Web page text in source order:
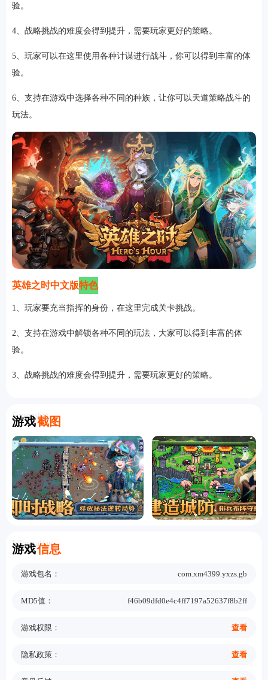
验。
4、战略挑战的难度会得到提升，需要玩家更好的策略。
5、玩家可以在这里使用各种计谋进行战斗，你可以得到丰富的体
验。
6、支持在游戏中选择各种不同的种族，让你可以天道策略战斗的
玩法。
英雄之时中文版特色
1、玩家要充当指挥的身份，在这里完成关卡挑战。
2、支持在游戏中解锁各种不同的玩法，大家可以得到丰富的体
验。
3、战略挑战的难度会得到提升，需要玩家更好的策略。
游戏截图
Screenshot
游戏信息
Information
游戏包名： com.xm4399.yxzs.gb
MD5值： f46b09dfd0e4c4ff7197a52637f8b2ff
游戏权限： 查看
隐私政策： 查看